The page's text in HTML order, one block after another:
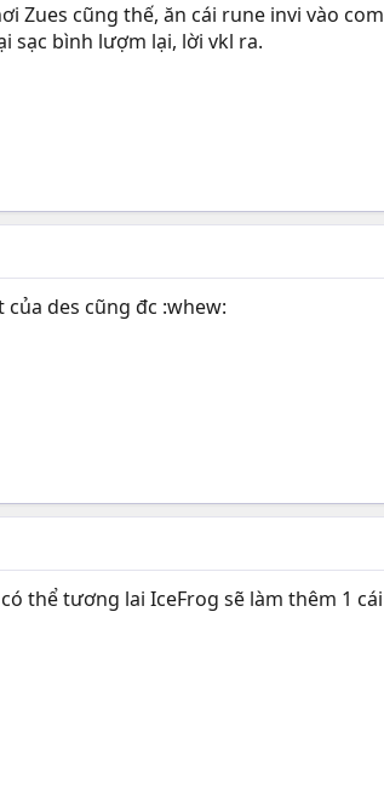
Zues cũng thế, ăn cái rune invi vào
sạc bình lượm lại, lời vkl ra.
của des cũng đc :whew:
thể tương lai IceFrog sẽ làm thêm 1